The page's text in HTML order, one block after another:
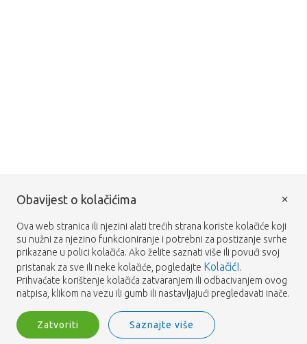
Obavijest o kolačićima
Ova web stranica ili njezini alati trećih strana koriste kolačiće koji
su nužni za njezino funkcioniranje i potrebni za postizanje svrhe
prikazane u polici kolačića. Ako želite saznati više ili povući svoj
pristanak za sve ili neke kolačiće, pogledajte KolačićI.
Prihvaćate korištenje kolačića zatvaranjem ili odbacivanjem ovog
natpisa, klikom na vezu ili gumb ili nastavljajući pregledavati inače.
Zatvoriti Saznajte više
×